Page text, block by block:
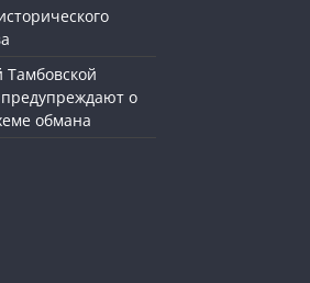
предупреждают о
обмана